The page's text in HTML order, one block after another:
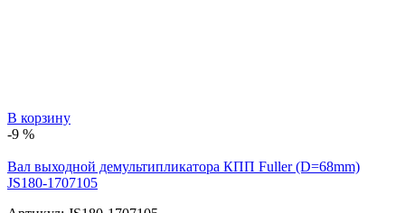
В корзину
-9 %
Вал выходной демультипликатора КПП Fuller (D=68mm)
JS180-1707105